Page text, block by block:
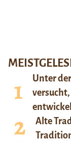
Unter
Alte